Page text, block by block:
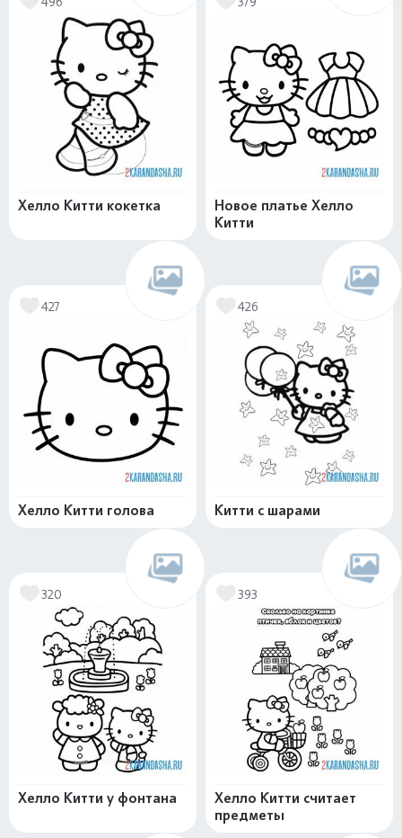
Хелло Китти кокетка
Новое платье Хелло
Китти
427
Хелло Китти голова
426
Китти с шарами
320
Хелло Китти у фонтана
393
Хелло Китти считает
предметы